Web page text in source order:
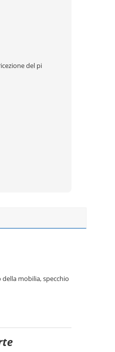
del pi
mobilia, specchio